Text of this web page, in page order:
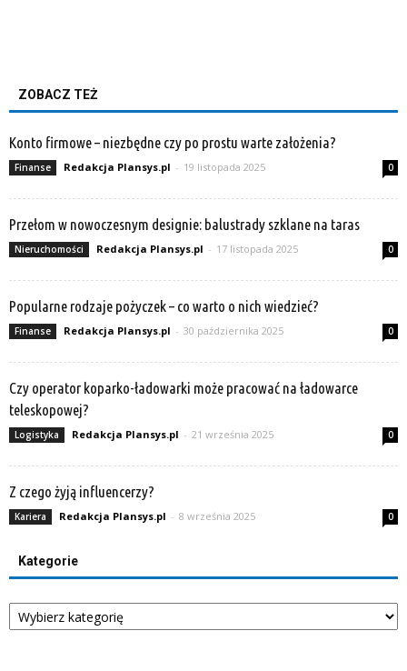
ZOBACZ TEŻ
Konto firmowe – niezbędne czy po prostu warte założenia?
Finanse Redakcja Plansys.pl - 19 listopada 2025 0
Przełom w nowoczesnym designie: balustrady szklane na taras
Nieruchomości Redakcja Plansys.pl - 17 listopada 2025 0
Popularne rodzaje pożyczek – co warto o nich wiedzieć?
Finanse Redakcja Plansys.pl - 30 października 2025 0
Czy operator koparko-ładowarki może pracować na ładowarce
teleskopowej?
Logistyka Redakcja Plansys.pl - 21 września 2025 0
Z czego żyją influencerzy?
Kariera Redakcja Plansys.pl - 8 września 2025 0
Kategorie
Kategorie